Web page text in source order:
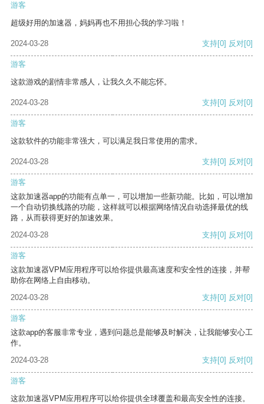
游客
超级好用的加速器，妈妈再也不用担心我的学习啦！
2024-03-28 支持[0] 反对[0]
游客
这款游戏的剧情非常感人，让我久久不能忘怀。
2024-03-28 支持[0] 反对[0]
游客
这款软件的功能非常强大，可以满足我日常使用的需求。
2024-03-28 支持[0] 反对[0]
游客
这款加速器app的功能有点单一，可以增加一些新功能。比如，可以增加
一个自动切换线路的功能，这样就可以根据网络情况自动选择最优的线
路，从而获得更好的加速效果。
2024-03-28
支持[0] 反对[0]
游客
这款加速器VPM应用程序可以给你提供最高速度和安全性的连接，并帮
助你在网络上自由移动。
2024-03-28
支持[0] 反对[0]
游客
这款app的客服非常专业，遇到问题总是能够及时解决，让我能够安心工
作。
2024-03-28
支持[0] 反对[0]
游客
这款加速器VPM应用程序可以给你提供全球覆盖和最高安全性的连接。